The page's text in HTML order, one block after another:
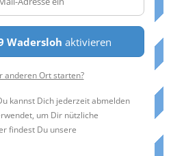
Wadersloh aktivieren
anderen Ort starten?
kannst Dich jederzeit abmelden
um Dir nützliche
findest Du unsere